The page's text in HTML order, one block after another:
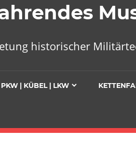
historischer
PKW | KÜBEL | LKW